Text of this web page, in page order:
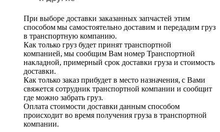
При выборе доставки заказанных запчастей этим
способом мы самостоятельно доставим и передадим груз
в транспортную компанию.
Как только груз будет принят транспортной
компанией, мы сообщим Вам номер Транспортной
накладной, примерный срок доставки груза и стоимость
доставки.
Как только заказ прибудет в место назначения, с Вами
свяжется сотрудник транспортной компании и сообщит
где можно забрать груз.
Оплата стоимости доставки данным способом
происходит во время получения груза в транспортной
компании.